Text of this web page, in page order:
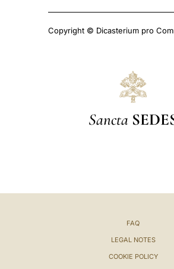
Copyright © Dicasterium pro
Sancta
FAQ
LEGAL NOTES
COOKIE POLICY